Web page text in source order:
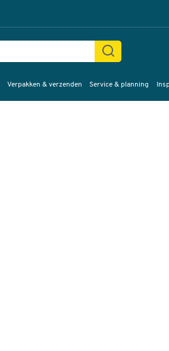
Verpakken & verzenden Service & planning
Afbeeldingen Video's